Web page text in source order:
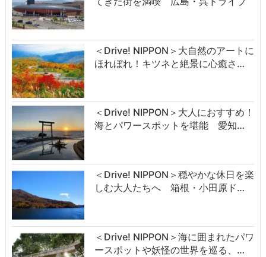
＜Drive! NIPPON＞大自然のアートに
ほれぼれ！キツネと絶景に心癒さ…
＜Drive! NIPPON＞大人におすすめ！
海とパワースポットを堪能 愛知…
＜Drive! NIPPON＞穏やかな休日を楽
しむ大人たちへ 箱根・小田原ド…
＜Drive! NIPPON＞海に囲まれたパワ
ースポットや妖怪の世界を巡る、…